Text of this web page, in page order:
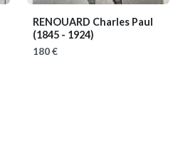
RENOUARD Charles Paul
(1845 - 1924)
180 €